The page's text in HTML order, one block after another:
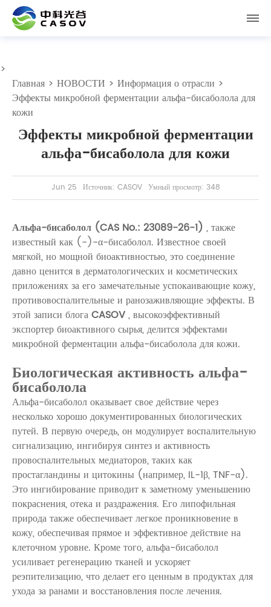
>
Главная > НОВОСТИ > Информация о отрасли >
Эффекты микробной ферментации альфа-бисаболола для
кожи
Эффекты микробной ферментации
альфа-бисаболола для кожи
Jun 25 Источник: CASOV Умный просмотр: 348
Альфа-бисаболол (CAS No.: 23089-26-1) , также
известный как (-)-α-бисаболол. Известное своей
мягкой, но мощной биоактивностью, это соединение
давно ценится в дерматологических и косметических
приложениях за его замечательные успокаивающие кожу,
противовоспалительные и ранозаживляющие эффекты. В
этой записи блогаCASOV, высокоэффективный
экспортер биоактивного сырья, делится эффектами
микробной ферментации альфа-бисаболола для кожи.
Биологическая активность альфа-
бисаболола
Альфа-бисаболол оказывает свое действие через
несколько хорошо документированных биологических
путей. В первую очередь, он модулирует воспалительную
сигнализацию, ингибируя синтез и активность
провоспалительных медиаторов, таких как
простагландины и цитокины (например, IL-1β, TNF-α).
Это ингибирование приводит к заметному уменьшению
покраснения, отека и раздражения. Его липофильная
природа также обеспечивает легкое проникновение в
кожу, обеспечивая прямое и эффективное действие на
клеточном уровне. Кроме того, альфа-бисаболол
усиливает регенерацию тканей и ускоряет
реэпителизацию, что делает его ценным в продуктах для
ухода за ранами и восстановления после лечения.